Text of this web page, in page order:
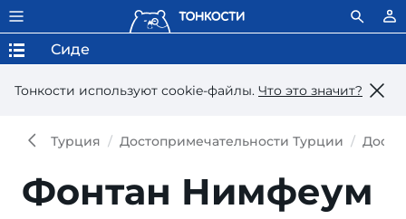
Тонкости используют сookie-файлы. Что это значит?
Сиде
Турция Достопримечательности Турции
Фонтан Нимфеум